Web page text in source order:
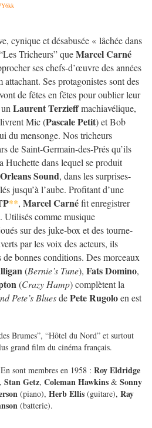
cynique et désabusée « lâchée dans
Tricheurs” queMarcel Carné
ses chefs-d’œuvre des années
attachant. Ses protagonistes sont des
de fêtes en fêtes pour oublier leur
Laurent Terzieffmachiavélique,
Mic (Pascale Petit) et Bob
du mensonge. Nos tricheurs
de Saint-Germain-des-Prés qu’ils
Huchette dans lequel se produit
Sound, dans les surprises-
jusqu’à l’aube. Profitant d’une
**, Marcel Carnéfit enregistrer
Utilisés comme musique
sur des juke-box et des tourne-
par les voix des acteurs, ils
de bonnes conditions. Des morceaux
(Bernie’s Tune), Fats Domino,
(Crazy Hamp) complètent la
Pete’s BluesdePete Rugoloen est
Brumes”, “Hôtel du Nord” et surtout
grand film du cinéma français.
sont membres en 1958 : Roy Eldridge
Stan Getz, Coleman Hawkins & Sonny
(piano), Herb Ellis (guitare), Ray
(batterie).